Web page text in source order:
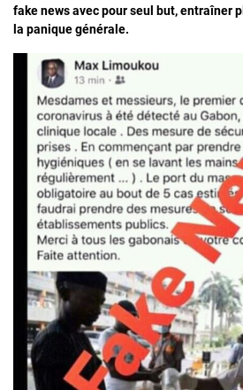
fake news avec pour seul but, entraîner
la panique générale.